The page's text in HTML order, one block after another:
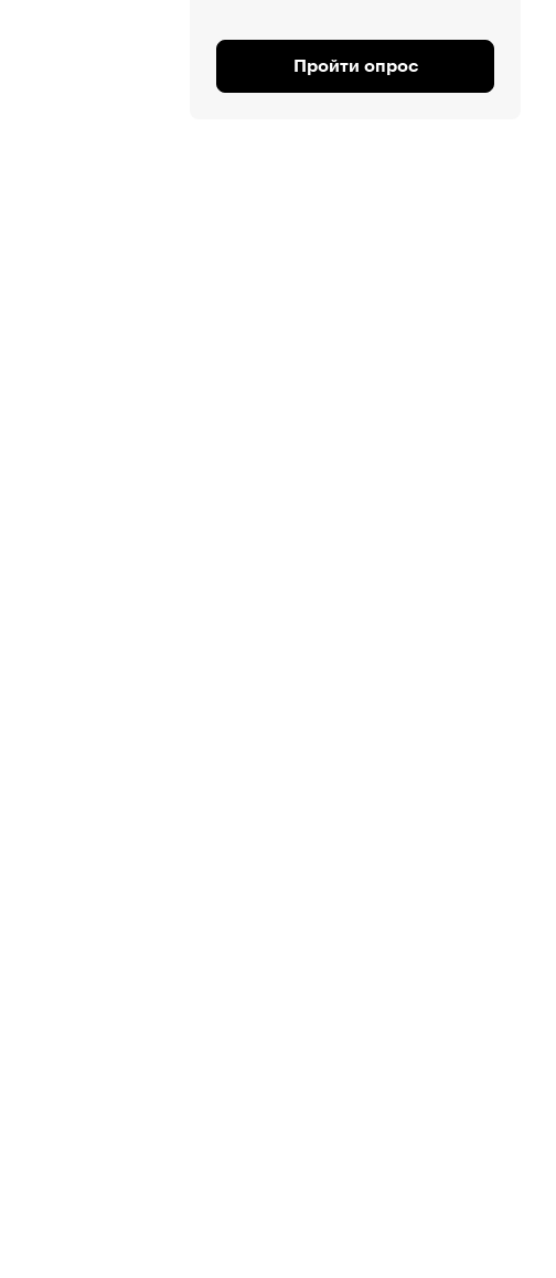
Пройти опрос